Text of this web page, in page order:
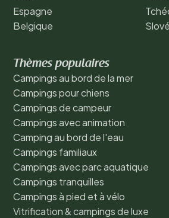
Espagne
Belgique
Thèmes populaires
Campings au bord de la mer
Campings pour chiens
Campings de campeur
Campings avec animation
Camping au bord de l'eau
Campings familiaux
Campings avec parc aquatique
Campings tranquilles
Campings à pied et à vélo
Vitrification & campings de luxe